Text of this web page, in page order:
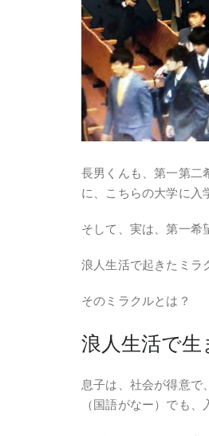
長男くんも、第一第二
に、こちらの大学に入
そして、実は、第一希
浪人生活で起きたミラ
そのミラクルとは？
浪人生活で
息子は、社会が得意で
（国語がなー）でも、